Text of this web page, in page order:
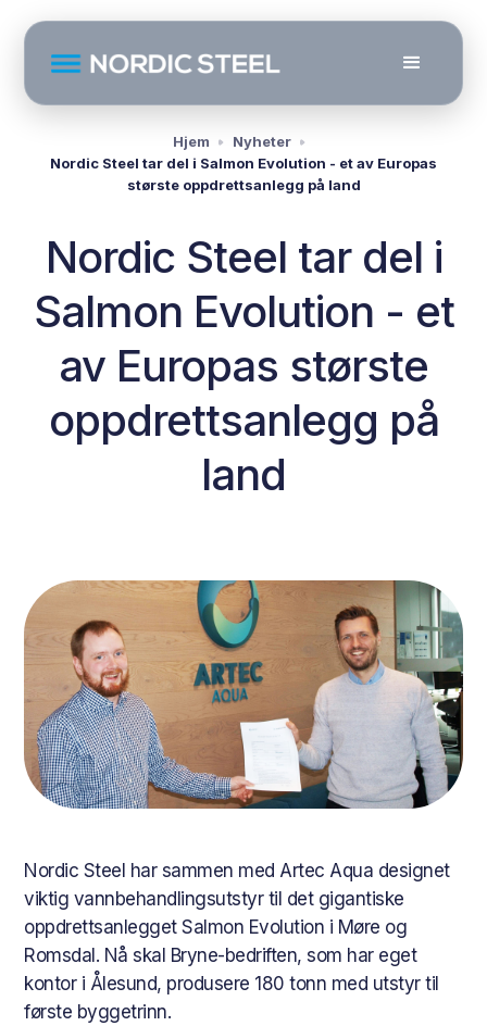
Hjem
Nyheter
Nordic Steel tar del i Salmon Evolution - et av Europas
største oppdrettsanlegg på land
Nordic Steel tar del i
Salmon Evolution - et
av Europas største
oppdrettsanlegg på
land
Nordic Steel har sammen med Artec Aqua designet
viktig vannbehandlingsutstyr til det gigantiske
oppdrettsanlegget Salmon Evolution i Møre og
Romsdal. Nå skal Bryne-bedriften, som har eget
kontor i Ålesund, produsere 180 tonn med utstyr til
første byggetrinn.